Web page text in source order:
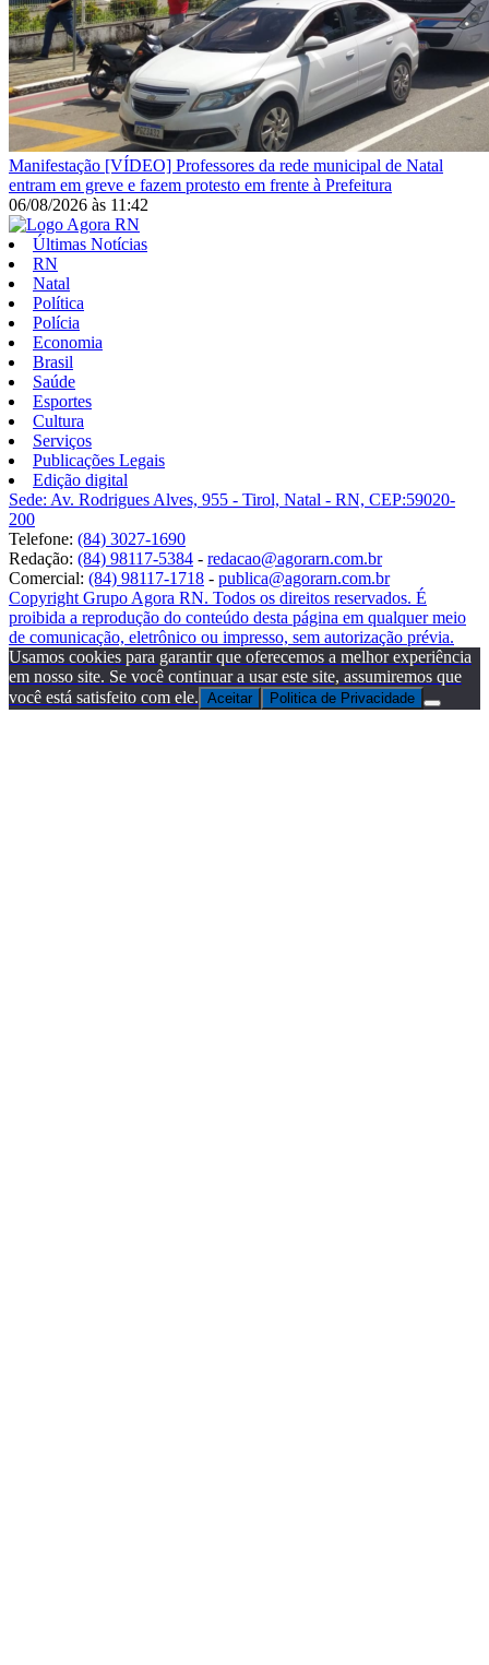
Manifestação [VÍDEO] Professores da rede municipal de Natal
entram em greve e fazem protesto em frente à Prefeitura
06/08/2026 às 11:42
Últimas Notícias
RN
Natal
Política
Polícia
Economia
Brasil
Saúde
Esportes
Cultura
Serviços
Publicações Legais
Edição digital
Sede: Av. Rodrigues Alves, 955 - Tirol, Natal - RN, CEP:59020-
200
Telefone: (84) 3027-1690
Redação: (84) 98117-5384 - redacao@agorarn.com.br
Comercial: (84) 98117-1718 - publica@agorarn.com.br
Copyright Grupo Agora RN. Todos os direitos reservados. É
proibida a reprodução do conteúdo desta página em qualquer meio
de comunicação, eletrônico ou impresso, sem autorização prévia.
Usamos cookies para garantir que oferecemos a melhor experiência
em nosso site. Se você continuar a usar este site, assumiremos que
você está satisfeito com ele. Aceitar Politica de Privacidade